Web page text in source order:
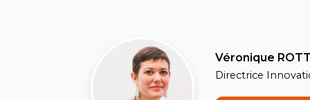
Véronique
Directrice